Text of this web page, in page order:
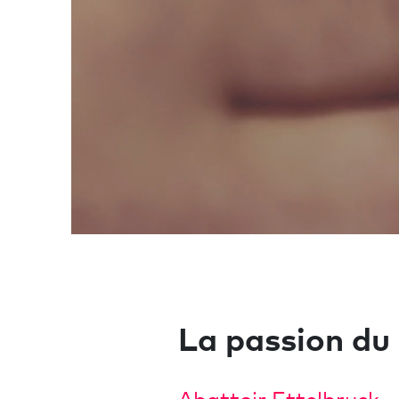
La passion